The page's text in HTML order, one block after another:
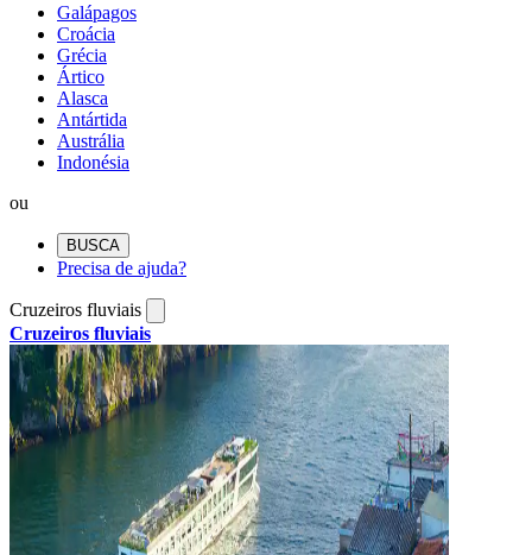
Galápagos
Croácia
Grécia
Ártico
Alasca
Antártida
Austrália
Indonésia
ou
BUSCA
Precisa de ajuda?
Cruzeiros fluviais
Cruzeiros fluviais